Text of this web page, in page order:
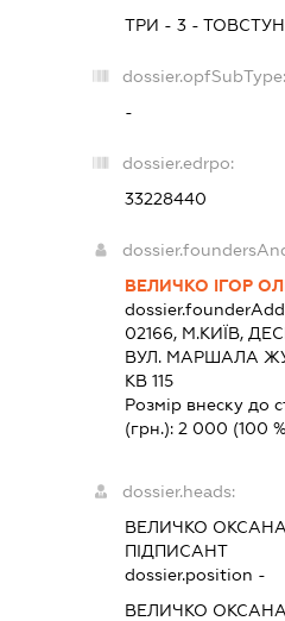
ТРИ - 3 -
dossier.opfSubType:
-
dossier.edrpo:
33228440
ВЕЛИЧКО ІГОР
02166, М.КИЇВ,
ВУЛ. МАРШАЛА
КВ 115
Розмір внеску до
(грн.): 2 000 (100
dossier.heads:
ВЕЛИЧКО
ПІДПИСАНТ
dossier.position -
ВЕЛИЧКО